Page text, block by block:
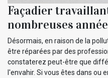
Façadier
nombreuses
Désormais, en raison de la
être réparées par des
constaterez peut-être que
l'envahir. Si vous êtes dans ou